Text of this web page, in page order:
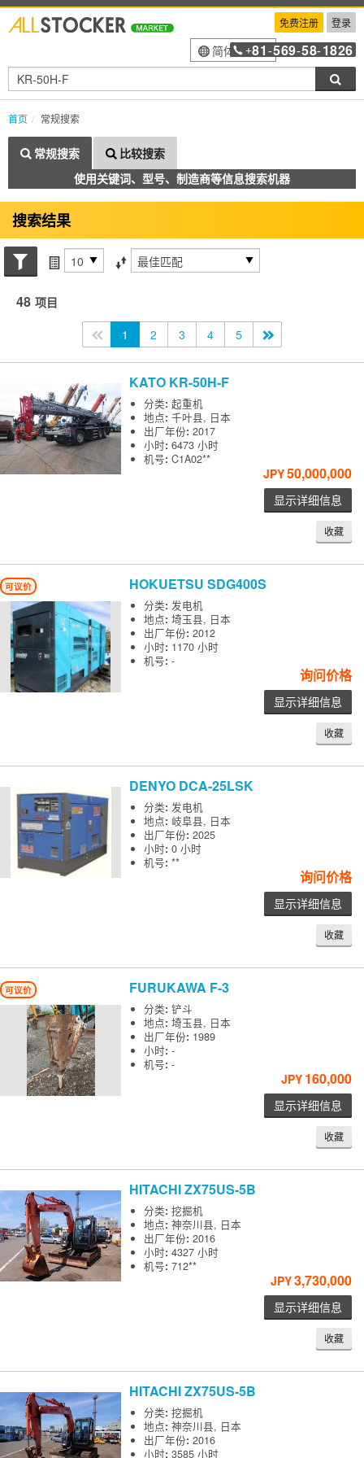
免费注册 登录
简体中文
+81 -569-58-1826
首页 常规搜索
常规搜索
比较搜索
使用关键词、型号、制造商等信息搜索机器
搜索结果
搜索状态每页项目 排序方式
48 项目
<<1 2 3 4 5
KATO KR-50H-F
分类:起重机
地点:千叶县, 日本
出厂年份:2017
小时:6473 小时
机号:C1A02**
JPY50,000,000
显示详细信息
收藏
可议价 HOKUETSUSDG400S
分类: 发电机
地点:埼玉县, 日本
出厂年份:2012
小时: 1170 小时
机号:-
询问价格
显示详细信息
收藏
DENYO DCA-25LSK
分类: 发电机
地点:岐阜县, 日本
出厂年份:2025
小时:0 小时
机号:**
询问价格
显示详细信息
收藏
可议价 FURUKAWA F-3
分类:铲斗
地点:埼玉县, 日本
出厂年份: 1989
小时:-
机号:-
JPY 160,000
显示详细信息
收藏
HITACHIZX75US-5B
分类:挖掘机
地点:神奈川县, 日本
出厂年份:2016
小时:4327 小时
机号:712**
JPY3,730,000
显示详细信息
收藏
HITACHIZX75US-5B
分类:挖掘机
地点:神奈川县, 日本
出厂年份:2016
小时:3585 小时